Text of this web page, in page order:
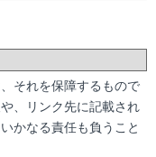
それを保障するもので
、リンク先に記載され
かなる責任も負うこと